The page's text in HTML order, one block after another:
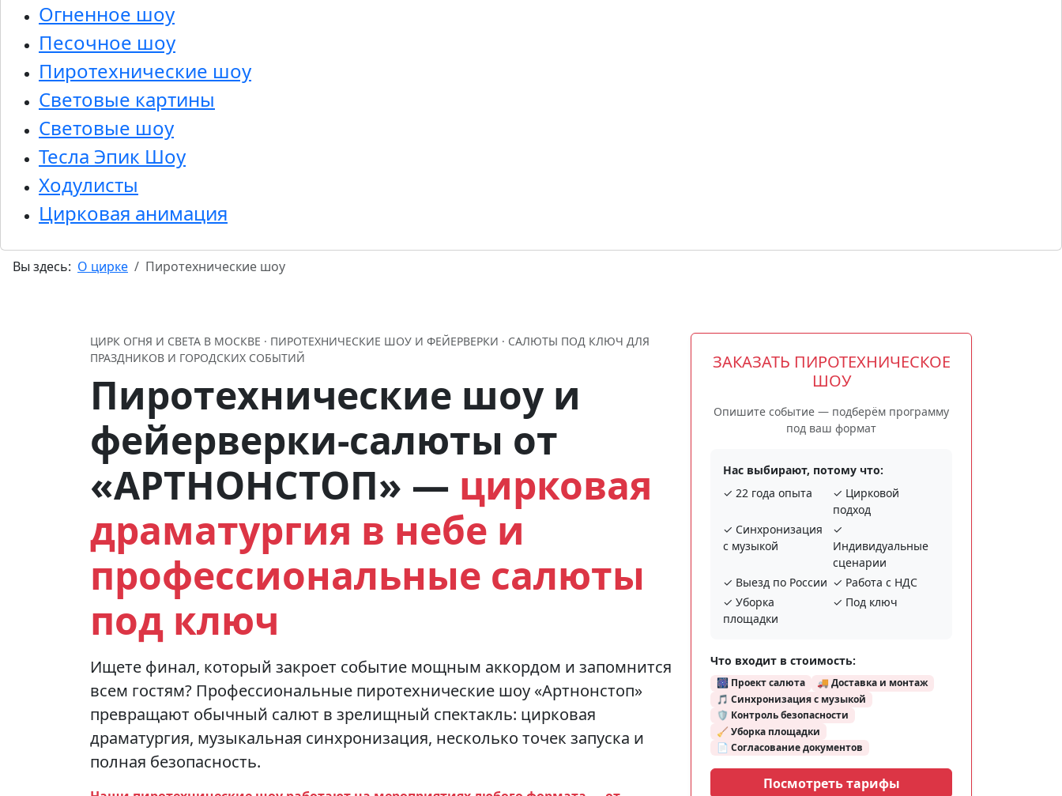
Огненное шоу
Песочное шоу
Пиротехнические шоу
Световые картины
Световые шоу
Тесла Эпик Шоу
Ходулисты
Цирковая анимация
Вы здесь: О цирке Пиротехнические шоу
ЦИРК ОГНЯ И СВЕТА В МОСКВЕ · ПИРОТЕХНИЧЕСКИЕ ШОУ И ФЕЙЕРВЕРКИ · САЛЮТЫ ПОД КЛЮЧ ДЛЯ
ПРАЗДНИКОВ И ГОРОДСКИХ СОБЫТИЙ
Пиротехнические шоу и
фейерверки‑салюты от
«АРТНОНСТОП» — цирковая
драматургия в небе и
профессиональные салюты
под ключ
Ищете финал, который закроет событие мощным аккордом и запомнится
всем гостям? Профессиональные пиротехнические шоу «Артнонстоп»
превращают обычный салют в зрелищный спектакль: цирковая
драматургия, музыкальная синхронизация, несколько точек запуска и
полная безопасность.
ЗАКАЗАТЬ ПИРОТЕХНИЧЕСКОЕ
ШОУ
Опишите событие — подберём программу
под ваш формат
Нас выбирают, потому что:
✓ 22 года опыта
✓ Цирковой
подход
✓ Синхронизация
с музыкой
✓
Индивидуальные
сценарии
✓ Выезд по России ✓ Работа с НДС
✓ Уборка
площадки
✓ Под ключ
Что входит в стоимость:
🎆 Проект салюта
🚚 Доставка и монтаж
🎵 Синхронизация с музыкой
🛡️ Контроль безопасности
🧹 Уборка площадки
📄 Согласование документов
Посмотреть тарифы